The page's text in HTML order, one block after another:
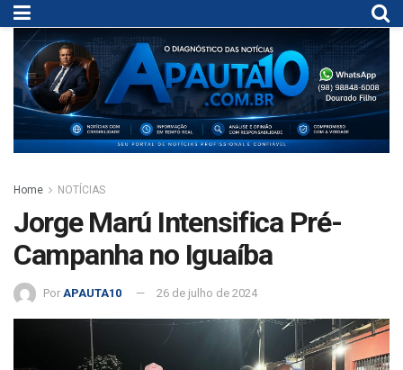
Home NOTÍCIAS
Jorge Marú Intensifica Pré-
Campanha no Iguaíba
Por APAUTA10 26 de julho de 2024